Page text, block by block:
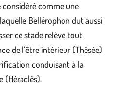
comme une
Bellérophon dut aussi
ce stade relève tout
de l’être intérieur (Thésée)
conduisant à la
(Héraclès).